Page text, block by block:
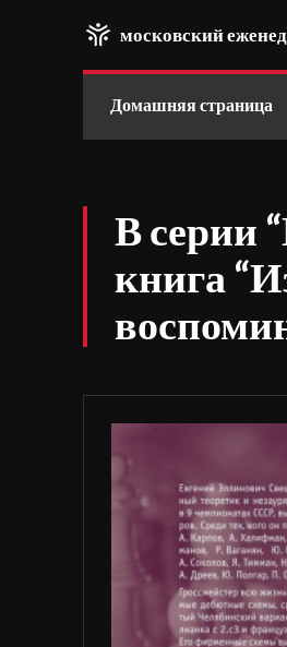
московский
Домашняя страница
В серии
книга